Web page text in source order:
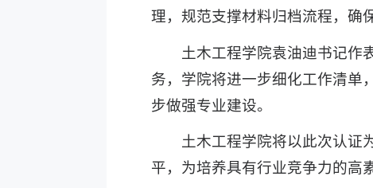
理，规范支撑材料归档流程，确
土木工程学院袁油迪书记作
务，学院将进一步细化工作清单
步做强专业建设。
土木工程学院将以此次认证
平，为培养具有行业竞争力的高